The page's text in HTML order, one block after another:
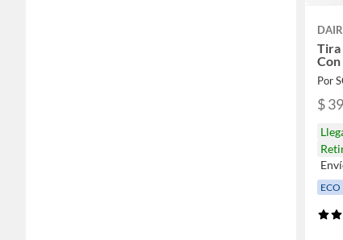
Tira
Por
$
ECO